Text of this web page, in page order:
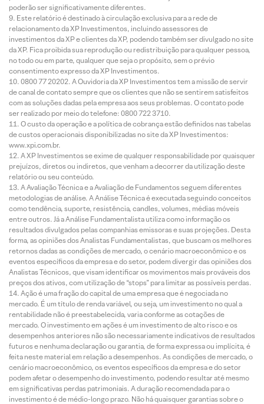
poderão ser significativamente diferentes.
Este relatório é destinado à circulação exclusiva para a rede de
relacionamento da XP Investimentos, incluindo assessores de
investimentos da XP e clientes da XP, podendo também ser divulgado no site
da XP. Fica proibida sua reprodução ou redistribuição para qualquer pessoa,
no todo ou em parte, qualquer que seja o propósito, sem o prévio
consentimento expresso da XP Investimentos.
0800 77 20202. A Ouvidoria da XP Investimentos tem a missão de servir
de canal de contato sempre que os clientes que não se sentirem satisfeitos
com as soluções dadas pela empresa aos seus problemas. O contato pode
ser realizado por meio do telefone: 0800 722 3710.
O custo da operação e a política de cobrança estão definidos nas tabelas
de custos operacionais disponibilizadas no site da XP Investimentos:
www.xpi.com.br.
A XP Investimentos se exime de qualquer responsabilidade por quaisquer
prejuízos, diretos ou indiretos, que venham a decorrer da utilização deste
relatório ou seu conteúdo.
A Avaliação Técnica e a Avaliação de Fundamentos seguem diferentes
metodologias de análise. A Análise Técnica é executada seguindo conceitos
como tendência, suporte, resistência, candles, volumes, médias móveis
entre outros. Já a Análise Fundamentalista utiliza como informação os
resultados divulgados pelas companhias emissoras e suas projeções. Desta
forma, as opiniões dos Analistas Fundamentalistas, que buscam os melhores
retornos dadas as condições de mercado, o cenário macroeconômico e os
eventos específicos da empresa e do setor, podem divergir das opiniões dos
Analistas Técnicos, que visam identificar os movimentos mais prováveis dos
preços dos ativos, com utilização de “stops” para limitar as possíveis perdas.
Ação é uma fração do capital de uma empresa que é negociada no
mercado. É um título de renda variável, ou seja, um investimento no qual a
rentabilidade não é preestabelecida, varia conforme as cotações de
mercado. O investimento em ações é um investimento de alto risco e os
desempenhos anteriores não são necessariamente indicativos de resultados
futuros e nenhuma declaração ou garantia, de forma expressa ou implícita, é
feita neste material em relação a desempenhos. As condições de mercado, o
cenário macroeconômico, os eventos específicos da empresa e do setor
podem afetar o desempenho do investimento, podendo resultar até mesmo
em significativas perdas patrimoniais. A duração recomendada para o
investimento é de médio-longo prazo. Não há quaisquer garantias sobre o